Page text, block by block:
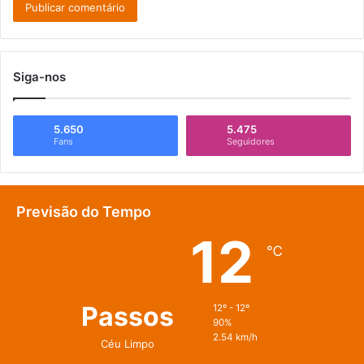
Siga-nos
5.650
Fans
5.475
Seguidores
Previsão do Tempo
Passos
Céu Limpo
12 ℃
12º - 12º
90%
2.54 km/h